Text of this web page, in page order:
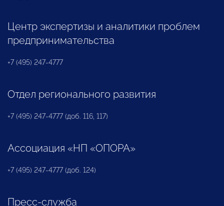
Центр экспертизы и аналитики проблем
предпринимательства
+7 (495) 247-4777
Отдел регионального развития
+7 (495) 247-4777 (доб. 116, 117)
Ассоциация «НП «ОПОРА»
+7 (495) 247-4777 (доб. 124)
Пресс-служба